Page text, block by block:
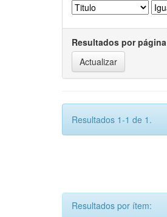
Resultados por página
Resultados 1-1 de 1.
Resultados por ítem: